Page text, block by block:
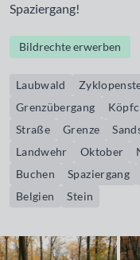
Spaziergang!
Bildrechte erwerben
Laubwald
Grenzübergang
Straße
Grenze
Landwehr
Oktober
Buchen
Spaziergang
Belgien
Stein